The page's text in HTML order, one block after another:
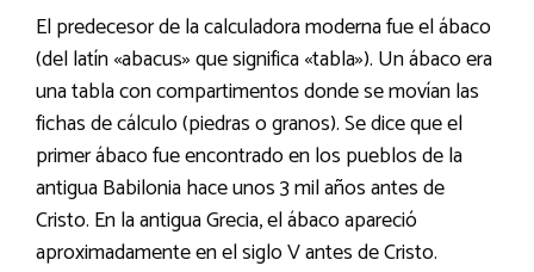
El predecesor de la calculadora moderna fue el ábaco
(del latín «abacus» que significa «tabla»). Un ábaco era
una tabla con compartimentos donde se movían las
fichas de cálculo (piedras o granos). Se dice que el
primer ábaco fue encontrado en los pueblos de la
antigua Babilonia hace unos 3 mil años antes de
Cristo. En la antigua Grecia, el ábaco apareció
aproximadamente en el siglo V antes de Cristo.